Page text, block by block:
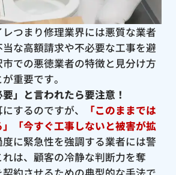
つまり修理業界には悪質な業者
な高額請求や不必要な工事を避
での悪徳業者の特徴と見分け方
重要です。
要」と言われたら要注意！
するのですが、
「このままでは
「今すぐ工事しないと被害が拡
度に緊急性を強調する業者には警
は、顧客の冷静な判断力を奪